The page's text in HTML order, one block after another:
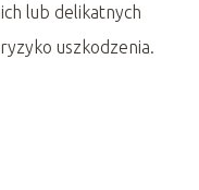
lub delikatnych
uszkodzenia.